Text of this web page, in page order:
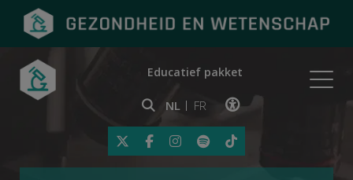
Onderwerpen
Educatief pakket
NL FR
Klik op deze link om